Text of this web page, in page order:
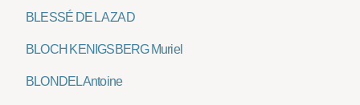
BLESSÉ DE LA ZAD
BLOCH KENIGSBERG Muriel
BLONDEL Antoine